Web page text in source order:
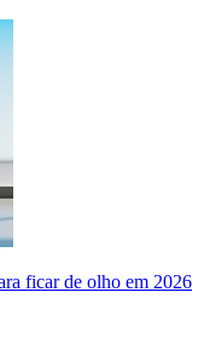
ficar de olho em 2026